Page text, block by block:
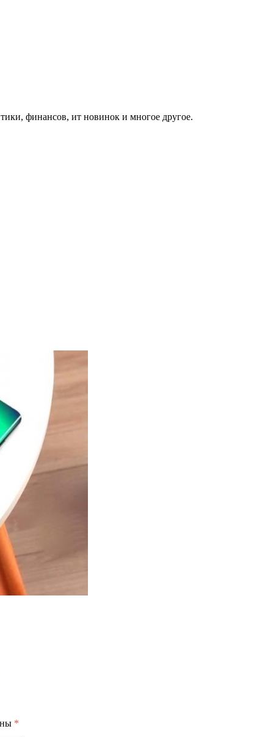
финансов, ит новинок и многое другое.
*